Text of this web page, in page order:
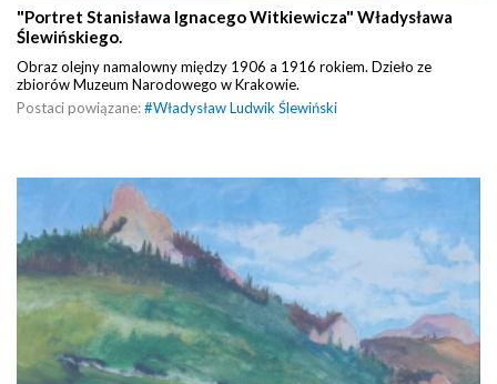
"Portret Stanisława Ignacego Witkiewicza" Władysława
Ślewińskiego.
Obraz olejny namalowny między 1906 a 1916 rokiem. Dzieło ze
zbiorów Muzeum Narodowego w Krakowie.
Postaci powiązane:#Władysław Ludwik Ślewiński